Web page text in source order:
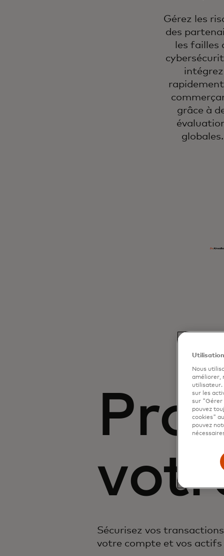
Gérez les
des
les failles
intégrez
grâce à
Sécurisez vos
votre compte et vos actifs
Nous
améliorer,
utilisateur.
sur les
sur "Gérer
pouvez
cookies"
pouvez